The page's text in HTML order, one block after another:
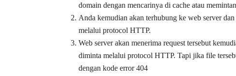
domain dengan mencarinya di cache atau
Anda kemudian akan terhubung ke web server
melalui protocol HTTP.
Web server akan menerima request tersebut
diminta melalui protocol HTTP. Tapi jika file
dengan kode error 404